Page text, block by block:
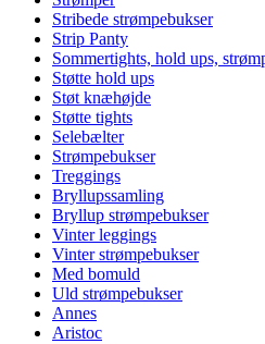
Stribede strømpebukser
Strip Panty
Sommertights, hold ups,
Støtte hold ups
Støt knæhøjde
Støtte tights
Selebælter
Strømpebukser
Treggings
Bryllupssamling
Bryllup strømpebukser
Vinter leggings
Vinter strømpebukser
Med bomuld
Uld strømpebukser
Annes
Aristoc